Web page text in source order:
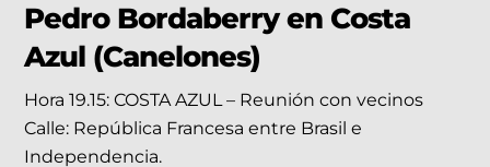
Pedro Bordaberry en Costa
Azul (Canelones)
Hora 19.15: COSTA AZUL – Reunión con vecinos
Calle: República Francesa entre Brasil e
Independencia.